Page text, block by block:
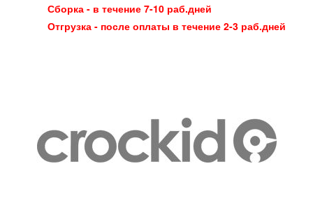
Сборка - в течение 7-10 раб.дней
Отгрузка - после оплаты в течение 2-3 раб.дней